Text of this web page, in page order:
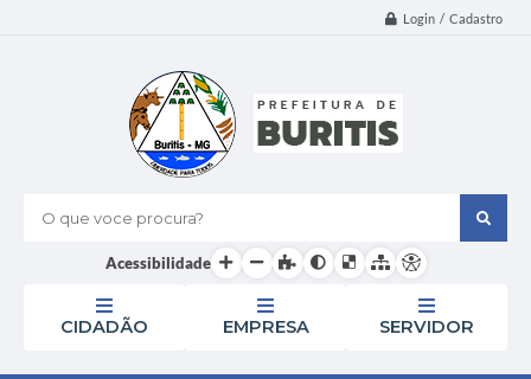
Login / Cadastro
O que voce procura?
Acessibilidade
CIDADÃO EMPRESA SERVIDOR